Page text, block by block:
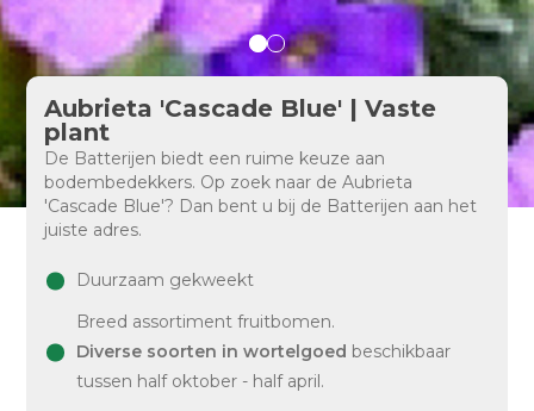
Aubrieta 'Cascade Blue' | Vaste
plant
De Batterijen biedt een ruime keuze aan
bodembedekkers. Op zoek naar de Aubrieta
'Cascade Blue'? Dan bent u bij de Batterijen aan het
juiste adres.
Duurzaam gekweekt
Breed assortiment fruitbomen.
Diverse soorten in wortelgoed beschikbaar
tussen half oktober - half april.